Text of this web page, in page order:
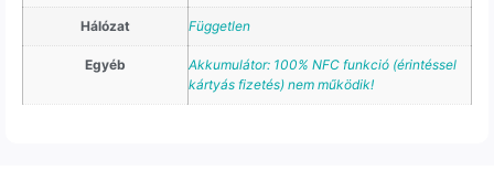
Hálózat Független
Egyéb
Akkumulátor: 100% NFC funkció (érintéssel
kártyás fizetés) nem működik!